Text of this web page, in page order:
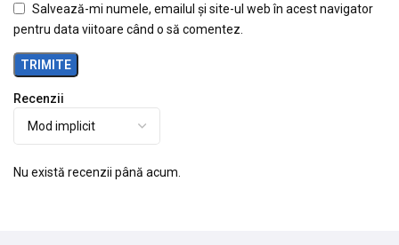
Recenzii
Nu există recenzii până acum.
Salvează-mi numele, emailul și site-ul web în acest navigator
pentru data viitoare când o să comentez.